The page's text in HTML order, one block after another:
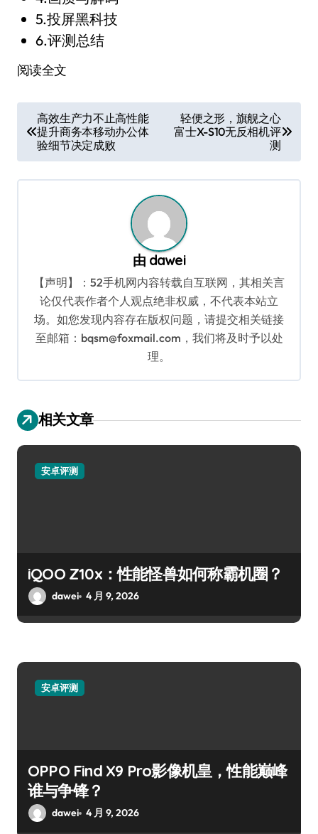
5.投屏黑科技
6.评测总结
阅读全文
章
导
航
高效生产力不止高性能
提升商务本移动办公体
验细节决定成败
轻便之形，旗舰之心
富士X-S10无反相机评
测
由 dawei
【声明】：52手机网内容转载自互联网，其相关言
论仅代表作者个人观点绝非权威，不代表本站立
场。如您发现内容存在版权问题，请提交相关链接
至邮箱：bqsm@foxmail.com，我们将及时予以处
理。
相关文章
安卓评测
iQOO Z10x：性能怪兽如何称霸机圈？
dawei 4 月 9, 2026
安卓评测
OPPO Find X9 Pro影像机皇，性能巅峰
谁与争锋？
dawei 4 月 9, 2026